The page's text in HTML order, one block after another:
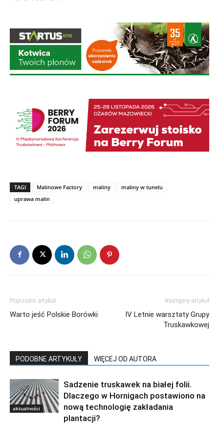
TAGI Malinowe Factory maliny
maliny w tunelu
uprawa malin
Poprzedni artykuł
Warto jeść Polskie Borówki
Następny artykuł
IV Letnie warsztaty Grupy
Truskawkowej
PODOBNE ARTYKUŁY WIĘCEJ OD AUTORA
aktualności
Sadzenie truskawek na białej folii.
Dlaczego w Hornigach postawiono na
nową technologię zakładania
plantacji?